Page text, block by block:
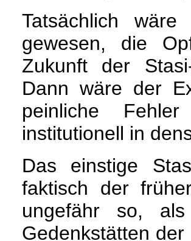
Tatsächlich
gewesen, die
Zukunft der
Dann wäre der
peinliche
institutionell in
Das einstige
faktisch der
ungefähr so,
Gedenkstätten